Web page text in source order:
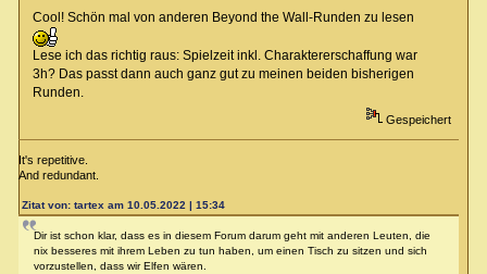
Cool! Schön mal von anderen Beyond the Wall-Runden zu lesen
Lese ich das richtig raus: Spielzeit inkl. Charaktererschaffung war
3h? Das passt dann auch ganz gut zu meinen beiden bisherigen
Runden.
Gespeichert
It's repetitive.
And redundant.
Zitat von: tartex am 10.05.2022 | 15:34
Dir ist schon klar, dass es in diesem Forum darum geht mit anderen Leuten, die
nix besseres mit ihrem Leben zu tun haben, um einen Tisch zu sitzen und sich
vorzustellen, dass wir Elfen wären.